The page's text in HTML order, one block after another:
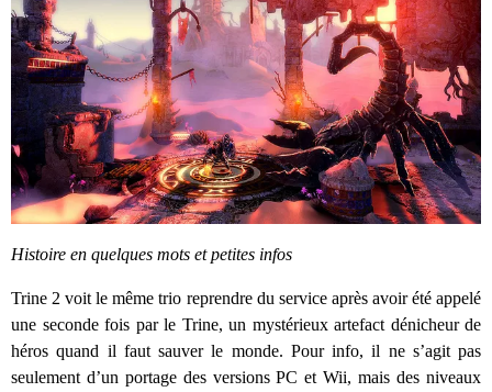
Histoire en quelques mots et petites infos
Trine 2 voit le même trio reprendre du service après avoir été appelé
une seconde fois par le Trine, un mystérieux artefact dénicheur de
héros quand il faut sauver le monde. Pour info, il ne s’agit pas
seulement d’un portage des versions PC et Wii, mais des niveaux